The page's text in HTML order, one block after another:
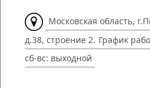
Московская область,
д.38, строение 2. График
сб-вс: выходной